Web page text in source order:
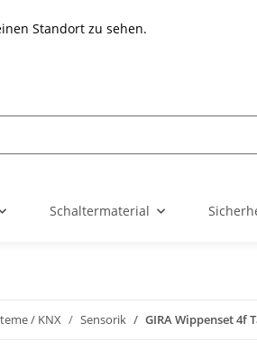
Standort zu sehen.
Schaltermaterial
/ KNX Sensorik GIRA Wippenset 4f